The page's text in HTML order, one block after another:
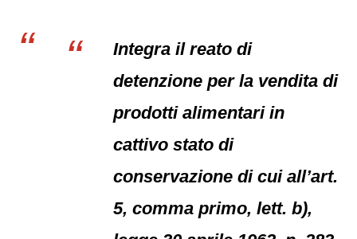
Integra il reato di
detenzione per la vendita di
prodotti alimentari in
cattivo stato di
conservazione di cui all’art.
5, comma primo, lett. b),